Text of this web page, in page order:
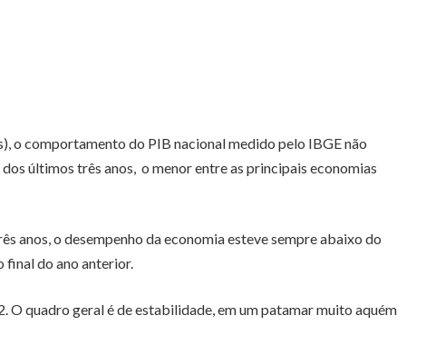
o comportamento do PIB nacional medido pelo IBGE não
últimos três anos, o menor entre as principais economias
anos, o desempenho da economia esteve sempre abaixo do
final do ano anterior.
O quadro geral é de estabilidade, em um patamar muito aquém